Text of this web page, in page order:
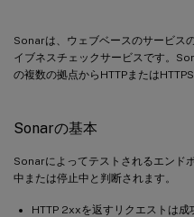
Sonarは、ウェブベースのサービス
イブネスチェックサービスです。
の複数の拠点からHTTPまたは
Sonarの基本
Sonarによってテストされるエンド
中または停止中と判断されます。
HTTP 2xxを返すリクエストは成